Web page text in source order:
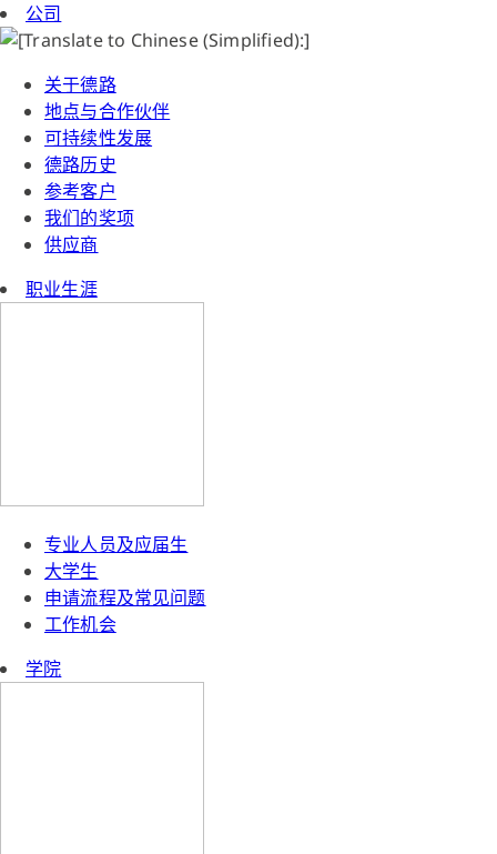
公司
关于德路
地点与合作伙伴
可持续性发展
德路历史
参考客户
我们的奖项
供应商
职业生涯
专业人员及应届生
大学生
申请流程及常见问题
工作机会
学院